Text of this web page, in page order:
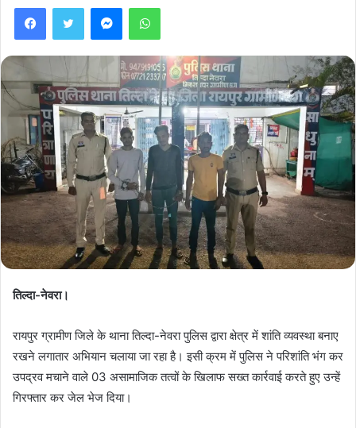
FacebookTwitter MessengerWhatsApp
तिल्दा-नेवरा।
रायपुर ग्रामीण जिले के थाना तिल्दा-नेवरा पुलिस द्वारा क्षेत्र में शांति व्यवस्था बनाए
रखने लगातार अभियान चलाया जा रहा है। इसी क्रम में पुलिस ने परिशांति भंग कर
उपद्रव मचाने वाले 03 असामाजिक तत्वों के खिलाफ सख्त कार्रवाई करते हुए उन्हें
गिरफ्तार कर जेल भेज दिया।